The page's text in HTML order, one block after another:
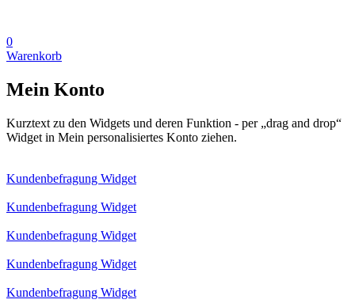
0
Warenkorb
Mein Konto
Kurztext zu den Widgets und deren Funktion - per „drag and drop“
Widget in Mein personalisiertes Konto ziehen.
Kundenbefragung Widget
Kundenbefragung Widget
Kundenbefragung Widget
Kundenbefragung Widget
Kundenbefragung Widget